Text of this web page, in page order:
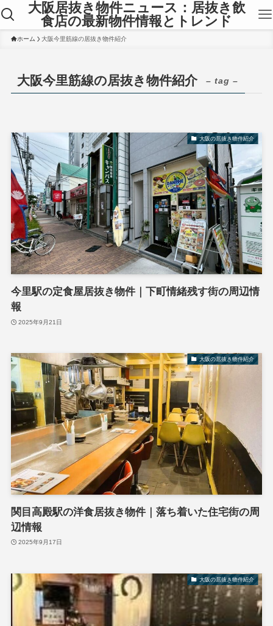
大阪居抜き物件ニュース：居抜き飲
食店の最新物件情報とトレンド
ホーム 大阪今里筋線の居抜き物件紹介
大阪今里筋線の居抜き物件紹介 – tag –
大阪の居抜き物件紹介
今里駅の定食屋居抜き物件｜下町情緒残す街の周辺情
報
2025年9月21日
大阪の居抜き物件紹介
関目高殿駅の洋食居抜き物件｜落ち着いた住宅街の周
辺情報
2025年9月17日
大阪の居抜き物件紹介